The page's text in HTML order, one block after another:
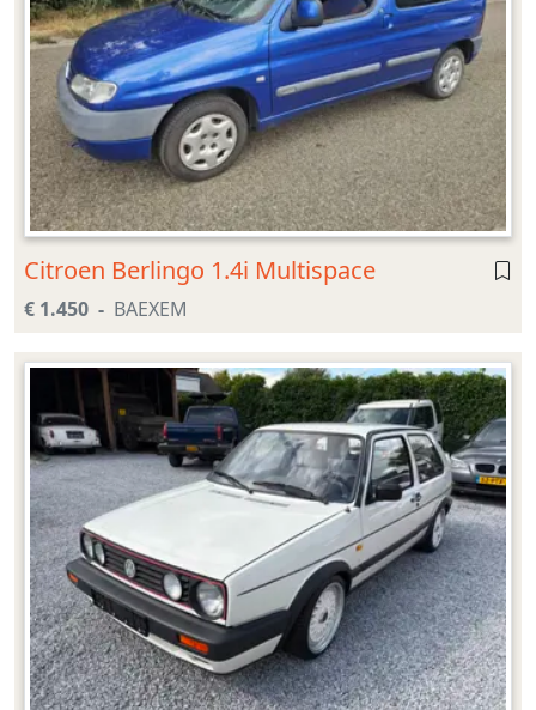
Citroen Berlingo 1.4i Multispace
€ 1.450 BAEXEM